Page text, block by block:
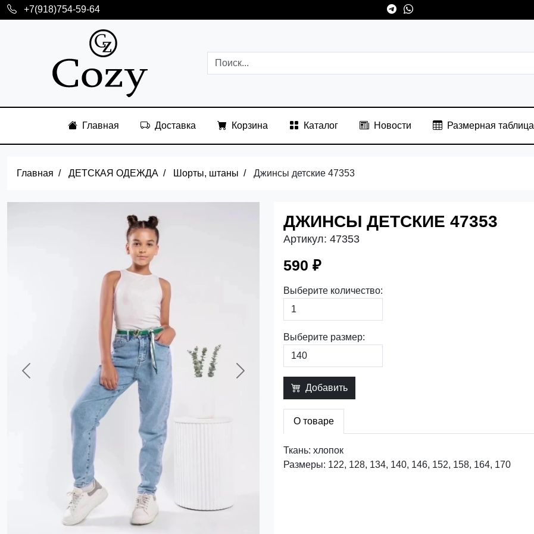
+7(918)754-59-64
Главная Доставка Корзина Каталог Новости Размерная таблица
Главная ДЕТСКАЯ ОДЕЖДА Шорты, штаны Джинсы детские 47353
Previous Next
ДЖИНСЫ ДЕТСКИЕ 47353
Артикул: 47353
590 ₽
Выберите количество:
Выберите размер:
Добавить
О товаре
Ткань: хлопок
Размеры: 122, 128, 134, 140, 146, 152, 158, 164, 170